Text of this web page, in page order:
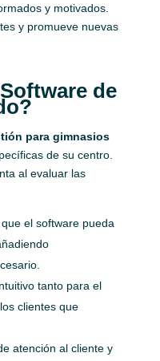
y motivados.
y promueve nuevas
de
para gimnasios
de su centro.
al evaluar las
el software pueda
tanto para el
clientes que
atención al cliente y